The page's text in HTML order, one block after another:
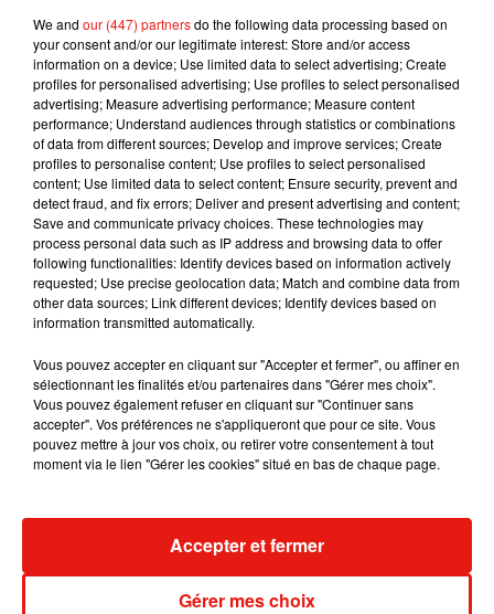
Publié : 24 février 2018 à 19h00 par Stéphane
Hubert
Emma Chambers was a hilarious and very warm
person and of course a brilliant actress. Very sad
news.
— Hugh Grant (@HackedOffHugh)24 février
2018
Emma était une personne très drôle et
chaleureuse et bien sûr, une actrice brillante.
Tragique nouvelle.
L’agent de l’actrice s’est exprimé dans un
communiqué très touchant, confiant qu’elle avait
apporté de la joie et des rires à beaucoup. Il a
morte de cause naturelle.
Mundo Latino
en Argentine, et en pleine...
We and our (447) partnersdo the following data processing based on
your consent and/or our legitimate interest: Store and/or access
information on a device; Use limited data to select advertising; Create
profiles for personalised advertising; Use profiles to select personalised
advertising; Measure advertising performance; Measure content
performance; Understand audiences through statistics or combinations
of data from different sources; Develop and improve services; Create
profiles to personalise content; Use profiles to select personalised
content; Use limited data to select content; Ensure security, prevent and
detect fraud, and fix errors; Deliver and present advertising and content;
Save and communicate privacy choices. These technologies may
process personal data such as IP address and browsing data to offer
following functionalities: Identify devices based on information actively
requested; Use precise geolocation data; Match and combine data from
other data sources; Link different devices; Identify devices based on
information transmitted automatically.
Vous pouvez accepter en cliquant sur "Accepter et fermer", ou affiner en
sélectionnant les finalités et/ou partenaires dans "Gérer mes choix".
Vous pouvez également refuser en cliquant sur "Continuer sans
accepter". Vos préférences ne s'appliqueront que pour ce site. Vous
pouvez mettre à jour vos choix, ou retirer votre consentement à tout
moment via le lien "Gérer les cookies" situé en bas de chaque page.
Gérer mes choix
Accepter et fermer